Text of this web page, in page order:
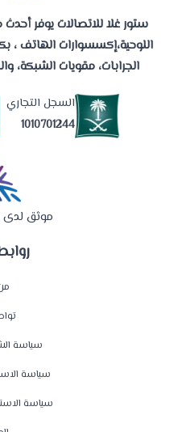
سياسة
سياسة
سياسة
ستور غلا للاتصالات يوفر أحدث
اللوحية،إكسسوارات الهاتف ،
الجرابات، مقويات الشبكة،
السجل التجاري
1010701244
موثق لدى